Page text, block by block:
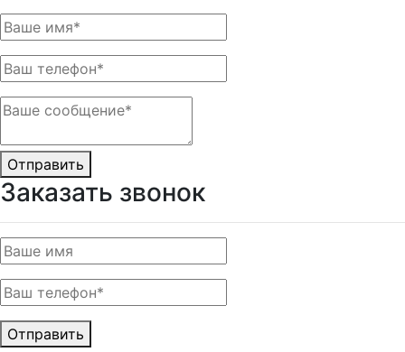
Отправить
Заказать звонок
Отправить